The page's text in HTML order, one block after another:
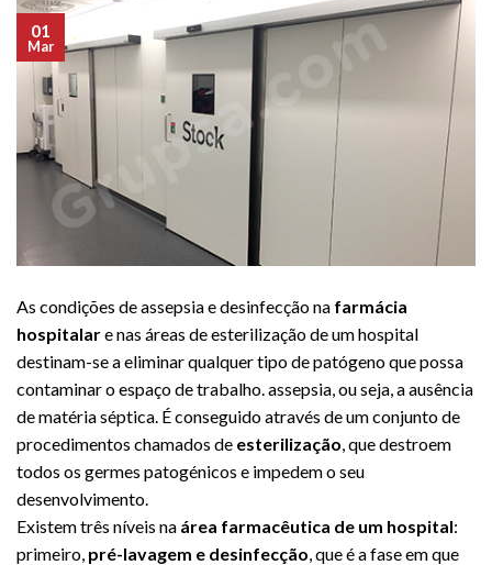
01
Mar
As condições de assepsia e desinfecção na farmácia
hospitalare nas áreas de esterilização de um hospital
destinam-se a eliminar qualquer tipo de patógeno que possa
contaminar o espaço de trabalho. assepsia, ou seja, a ausência
de matéria séptica. É conseguido através de um conjunto de
procedimentos chamados de esterilização , que destroem
todos os germes patogénicos e impedem o seu
desenvolvimento.
Existem três níveis na área farmacêutica de um hospital:
primeiro, pré-lavagem e desinfecção , que é a fase em que